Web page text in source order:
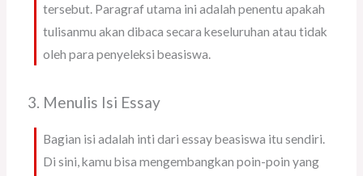
tersebut. Paragraf utama ini adalah penentu apakah
tulisanmu akan dibaca secara keseluruhan atau tidak
oleh para penyeleksi beasiswa.
3. Menulis Isi Essay
Bagian isi adalah inti dari essay beasiswa itu sendiri.
Di sini, kamu bisa mengembangkan poin-poin yang